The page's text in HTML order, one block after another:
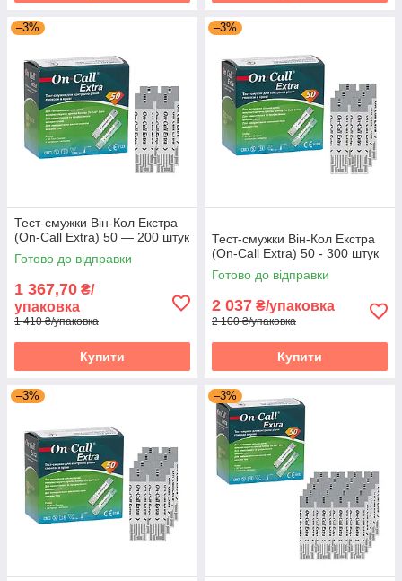
–3%
Тест-смужки Він-Кол Екстра
(On-Call Extra) 50 — 200 штук
Готово до відправки
1 367,70 ₴/
упаковка
1 410 ₴/упаковка
Купити
–3%
Тест-смужки Він-Кол Екстра
(On-Call Extra) 50 - 300 штук
Готово до відправки
2 037 ₴/упаковка
2 100 ₴/упаковка
Купити
–3% –3%